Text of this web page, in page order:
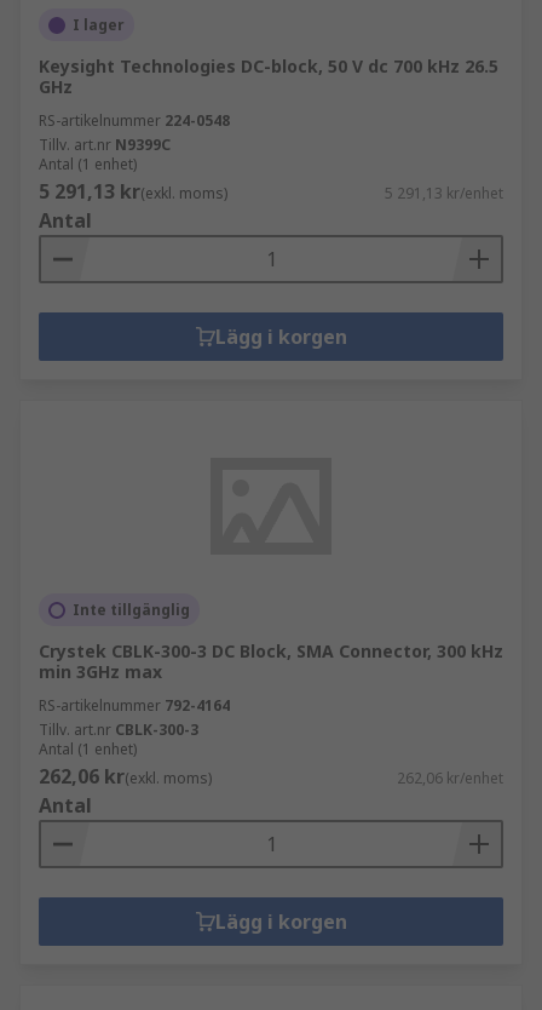
I lager
Keysight Technologies DC-block, 50 V dc 700 kHz 26.5
GHz
RS-artikelnummer 224-0548
Tillv. art.nr N9399C
Antal (1 enhet)
5 291,13 kr(exkl. moms) 5 291,13 kr/enhet
Antal
Lägg i korgen
Inte tillgänglig
Crystek CBLK-300-3 DC Block, SMA Connector, 300 kHz
min 3GHz max
RS-artikelnummer 792-4164
Tillv. art.nr CBLK-300-3
Antal (1 enhet)
262,06 kr(exkl. moms) 262,06 kr/enhet
Antal
Lägg i korgen